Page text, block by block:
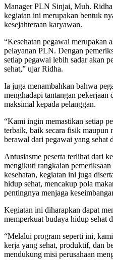
Manager PLN Sinjai, Muh.
kegiatan ini merupakan bentuk
kesejahteraan karyawan.
“Kesehatan pegawai merupakan
pelayanan PLN. Dengan
setiap pegawai lebih sadar akan
sehat,” ujar Ridha.
Ia juga menambahkan bahwa
menghadapi tantangan pekerjaan
maksimal kepada pelanggan.
“Kami ingin memastikan setiap
terbaik, baik secara fisik maupun
berawal dari pegawai yang sehat
Antusiasme peserta terlihat dari
mengikuti rangkaian
kesehatan, kegiatan ini juga
hidup sehat, mencakup pola
pentingnya menjaga
Kegiatan ini diharapkan dapat
memperkuat budaya hidup sehat
“Melalui program seperti ini,
kerja yang sehat, produktif, dan
mendukung misi perusahaan